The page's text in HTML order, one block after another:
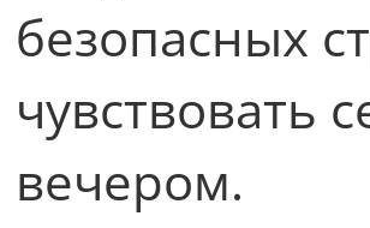
безопасных
чувствовать
вечером.